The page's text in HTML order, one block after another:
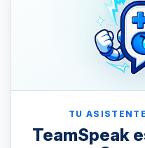
TU
TeamSpeak